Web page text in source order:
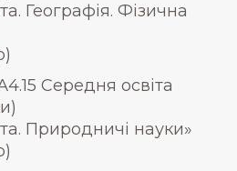
Географія. Фізична
Середня освіта
Природничі науки»